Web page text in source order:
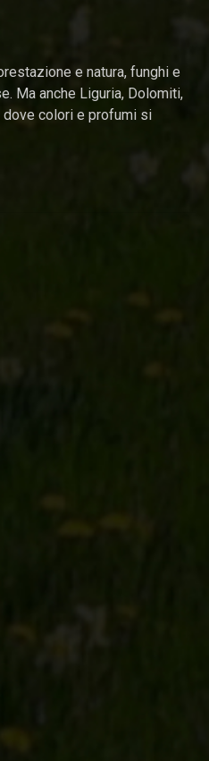
e natura, funghi e
Ma anche Liguria, Dolomiti,
colori e profumi si